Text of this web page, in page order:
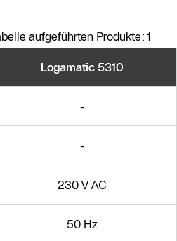
aufgeführten Produkte: 1
Logamatic 5310
-
-
230 V AC
50 Hz